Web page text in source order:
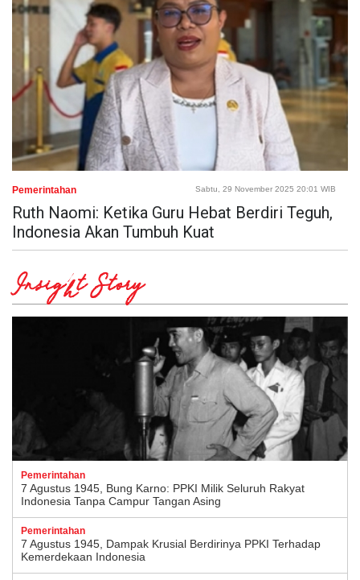
Pemerintahan Sabtu, 29 November 2025 20:01 WIB
Ruth Naomi: Ketika Guru Hebat Berdiri Teguh,
Indonesia Akan Tumbuh Kuat
Insight Story
Pemerintahan
7 Agustus 1945, Bung Karno: PPKI Milik Seluruh Rakyat
Indonesia Tanpa Campur Tangan Asing
Pemerintahan
7 Agustus 1945, Dampak Krusial Berdirinya PPKI Terhadap
Kemerdekaan Indonesia